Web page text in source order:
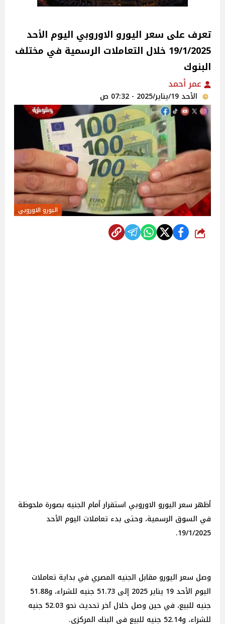
تعرف على سعر اليورو الاوروبي اليوم الأحد
19/1/2025 خلال التعاملات الرسمية في مختلف
البنوك
عمر أحمد
الأحد 19/يناير/2025 - 07:32 ص
اليورو الاوروبي
شارك
أظهر سعر اليورو الاوروبي استقرار أمام الجنيه بصورة ملحوظة
في السوق الرسمية، وحتى بدء تعاملات اليوم الأحد
19/1/2025.
وصل سعر اليورو مقابل الجنيه المصري في بداية تعاملات
اليوم الأحد 19 يناير 2025 إلى 51.73 جنيه للشراء، و51.88
جنيه للبيع، في حين وصل خلال آخر تحديث نحو 52.03 جنيه
للشراء، و52.14 جنيه للبيع في البنك المركزي.